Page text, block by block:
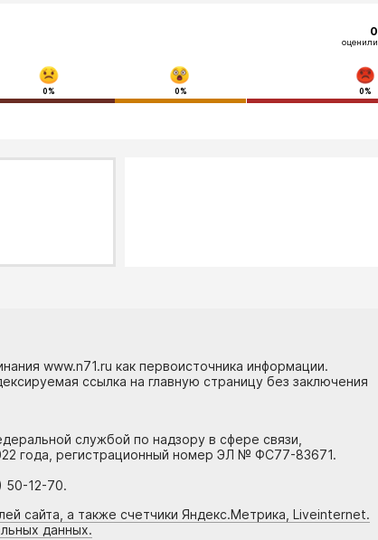
0
оценили
0% 0% 0%
www.n71.ru как первоисточника информации.
ссылка на главную страницу без заключения
службой по надзору в сфере связи,
года, регистрационный номер ЭЛ № ФС77-83671.
50-12-70.
сайта, а также счетчики Яндекс.Метрика, Liveinternet.
данных.